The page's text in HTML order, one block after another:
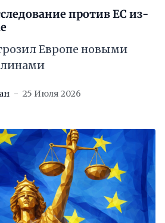
против ЕС из-
Европе новыми
25 Июля 2026